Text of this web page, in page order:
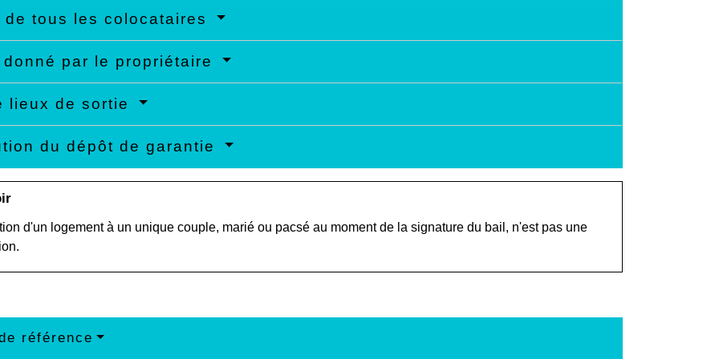
de tous les colocataires
donné par le propriétaire
lieux de sortie
du dépôt de garantie
d'un logement à un unique couple, marié ou pacsé au moment de la signature du bail, n'est pas une
référence